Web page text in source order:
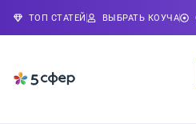
ТОП СТАТЕЙ ВЫБРАТЬ КОУЧА